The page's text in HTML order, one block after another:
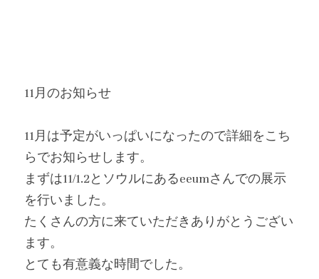
11月のお知らせ
11月は予定がいっぱいになったので詳細をこち
らでお知らせします。
まずは11/1.2とソウルにあるeeumさんでの展示
を行いました。
たくさんの方に来ていただきありがとうござい
ます。
とても有意義な時間でした。